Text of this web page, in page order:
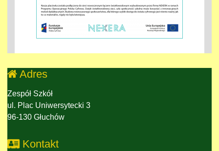
Adres
Zespół Szkół
ul. Plac Uniwersytecki 3
96-130 Głuchów
Kontakt